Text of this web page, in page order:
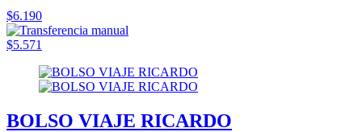
$6.190
$5.571
BOLSO VIAJE RICARDO